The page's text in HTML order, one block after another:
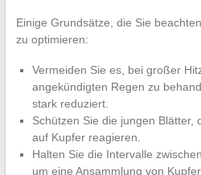
Einige Grundsätze, die Sie
zu optimieren:
Vermeiden Sie es, bei großer
angekündigten Regen zu
stark reduziert.
Schützen Sie die jungen Blätter,
auf Kupfer reagieren.
Halten Sie die Intervalle
um eine Ansammlung von